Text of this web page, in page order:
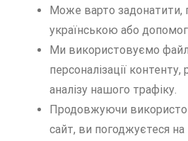
Може варто задонатити,
українською або
Ми використовуємо
персоналізації контенту,
аналізу нашого трафіку.
Продовжуючи
сайт, ви погоджуєтеся на